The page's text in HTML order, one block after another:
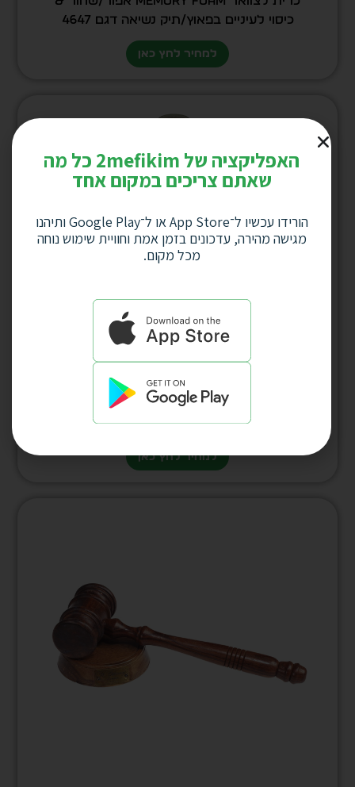
כיסוי לעיניים בפאוץ/תיק נשיאה דגם 4647
למחיר לחץ כאן
פעמון נחושת לשולחן המנהל על בסיס עץ
בקוטר 12.5 ס”מ דגם 4214
למחיר לחץ כאן
האפליקציה של 2mefikim כל מה
שאתם צריכים במקום אחד
הורידו עכשיו ל־App Store או ל־Google Play ותיהנו
מגישה מהירה, עדכונים בזמן אמת וחוויית שימוש נוחה
מכל מקום.